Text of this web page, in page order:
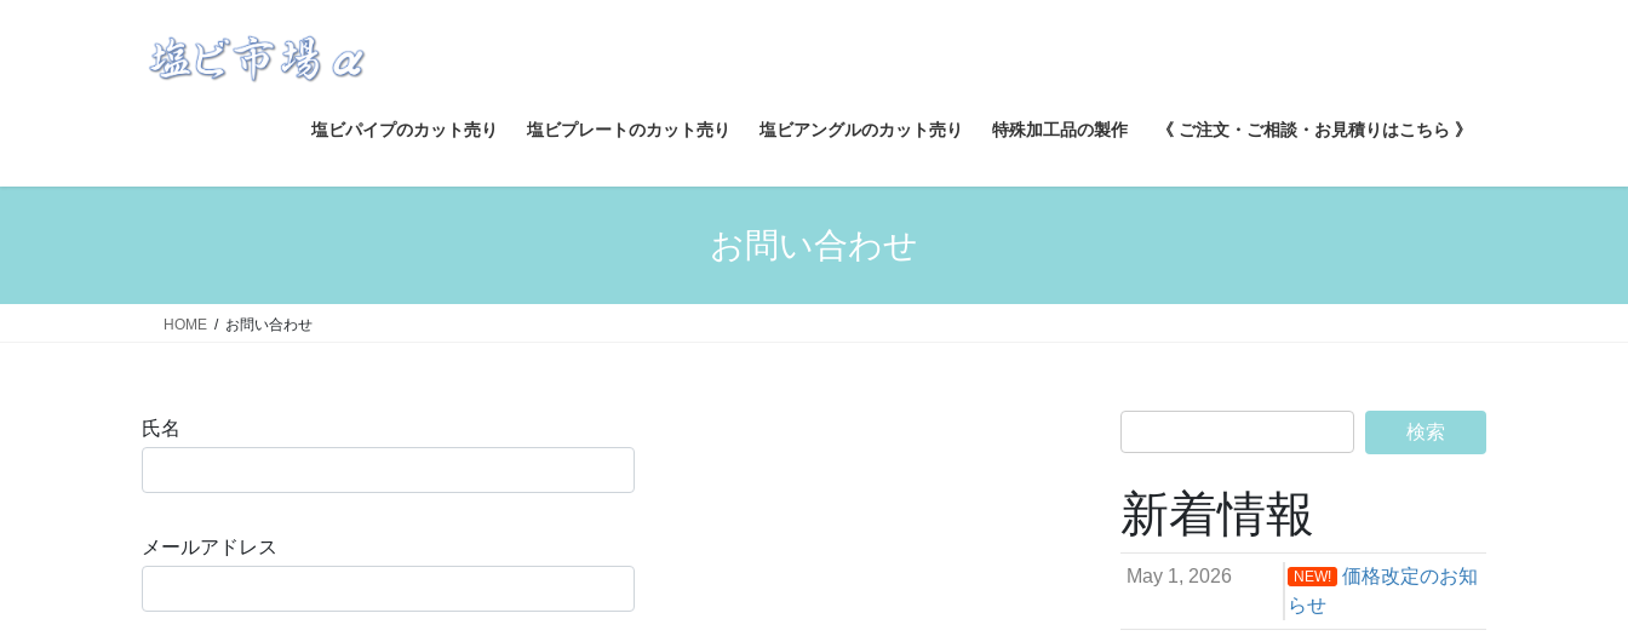
ス
ン
塩ビパイプのカット売り 塩ビプレートのカット売り 塩ビアングルのカット売り 特殊加工品の製作 《 ご注文・ご相談・お見積りはこちら 》
お問い合わせ
HOME お問い合わせ
氏名
メールアドレス
新着情報
May 1, 2026 NEW!
価格改定のお知
らせ